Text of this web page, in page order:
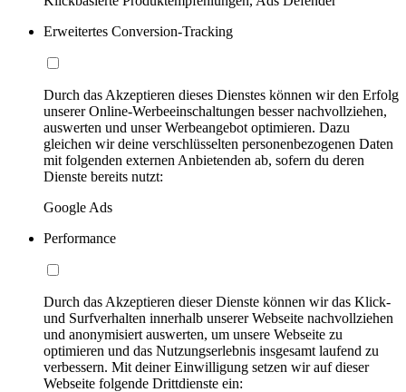
Erweitertes Conversion-Tracking
Durch das Akzeptieren dieses Dienstes können wir den Erfolg
unserer Online-Werbeeinschaltungen besser nachvollziehen,
auswerten und unser Werbeangebot optimieren. Dazu
gleichen wir deine verschlüsselten personenbezogenen Daten
mit folgenden externen Anbietenden ab, sofern du deren
Dienste bereits nutzt:
Google Ads
Performance
Durch das Akzeptieren dieser Dienste können wir das Klick-
und Surfverhalten innerhalb unserer Webseite nachvollziehen
und anonymisiert auswerten, um unsere Webseite zu
optimieren und das Nutzungserlebnis insgesamt laufend zu
verbessern. Mit deiner Einwilligung setzen wir auf dieser
Webseite folgende Drittdienste ein: